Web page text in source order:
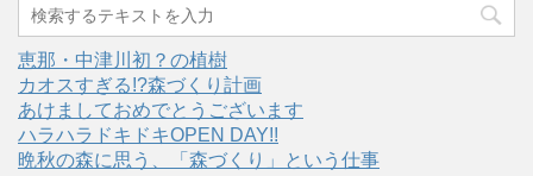
恵那・中津川初？の植樹
カオスすぎる!?森づくり計画
あけましておめでとうございます
ハラハラドキドキOPEN DAY!!
晩秋の森に思う、「森づくり」という仕事